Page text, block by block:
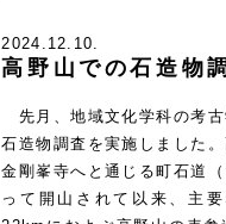
2024 .12.10.
高野山での石造物
先月、地域文化学科の考
石造物調査を実施しました
金剛峯寺へと通じる町石道
って開山されて以来、主